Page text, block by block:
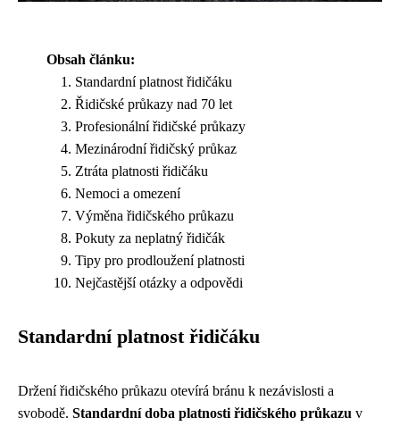
Obsah článku:
Standardní platnost řidičáku
Řidičské průkazy nad 70 let
Profesionální řidičské průkazy
Mezinárodní řidičský průkaz
Ztráta platnosti řidičáku
Nemoci a omezení
Výměna řidičského průkazu
Pokuty za neplatný řidičák
Tipy pro prodloužení platnosti
Nejčastější otázky a odpovědi
Standardní platnost řidičáku
Držení řidičského průkazu otevírá bránu k nezávislosti a
svobodě. Standardní doba platnosti řidičského průkazu v